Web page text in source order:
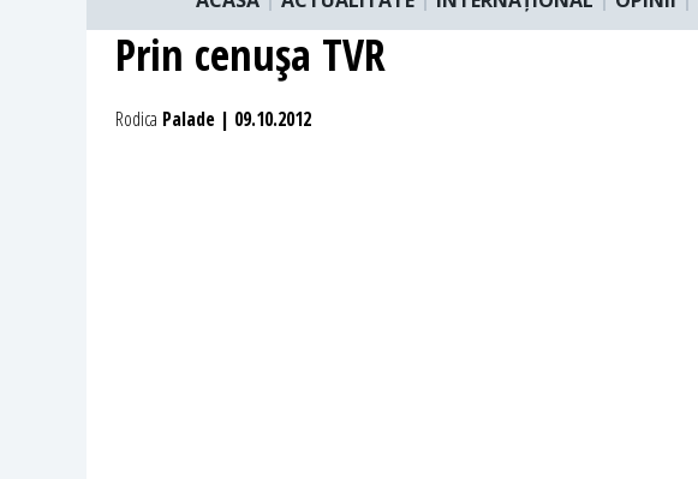
Prin cenuşa TVR
Rodica Palade | 09.10.2012